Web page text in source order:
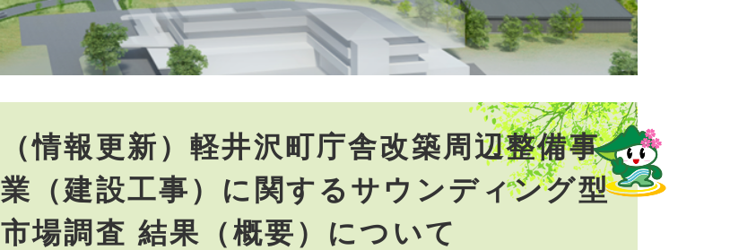
（情報更新）軽井沢町庁舎改築周辺整備事
業（建設工事）に関するサウンディング型
市場調査 結果（概要）について